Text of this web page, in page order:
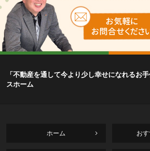
「不動産を通して今より少し幸せになれるお
スホーム
ホーム お